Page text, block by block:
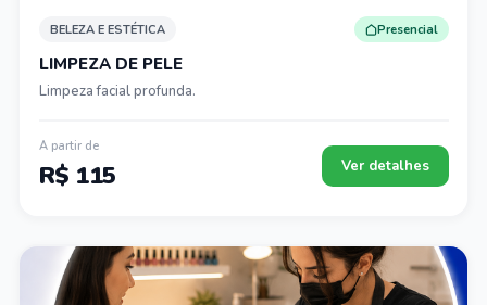
BELEZA E ESTÉTICA Presencial
LIMPEZA DE PELE
Limpeza facial profunda.
A partir de
R$ 115 Ver detalhes